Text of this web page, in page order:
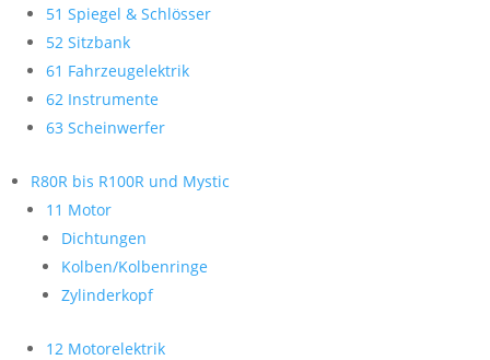
51 Spiegel & Schlösser
52 Sitzbank
61 Fahrzeugelektrik
62 Instrumente
63 Scheinwerfer
R80R bis R100R und Mystic
11 Motor
Dichtungen
Kolben/Kolbenringe
Zylinderkopf
12 Motorelektrik